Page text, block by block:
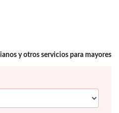
y otros servicios para mayores